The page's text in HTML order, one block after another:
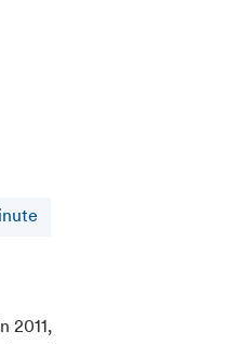
2011,